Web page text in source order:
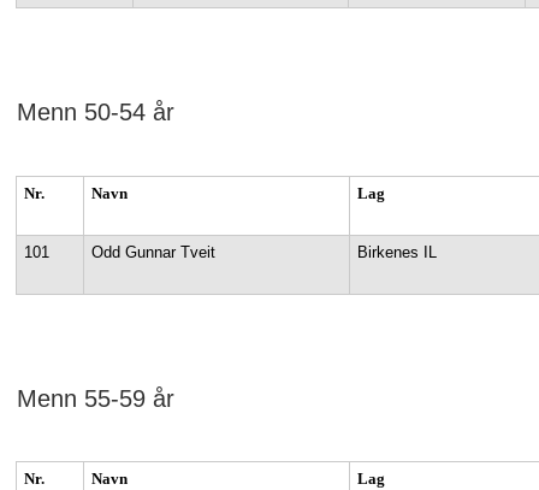
Menn 50-54 år
Nr. Navn Lag
101 Odd Gunnar Tveit Birkenes IL
Menn 55-59 år
Nr. Navn Lag